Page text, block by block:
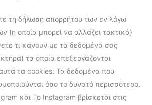
τη δήλωση απορρήτου των εν λόγω
(η οποία μπορεί να αλλάζει τακτικά)
τι κάνουν με τα δεδομένα σας
τα οποία επεξεργάζονται
τα cookies. Τα δεδομένα που
όσο το δυνατό περισσότερο.
και Το Instagram βρίσκεται στις